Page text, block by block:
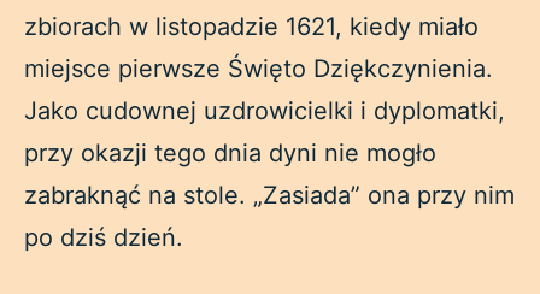
zbiorach w listopadzie 1621, kiedy miało
miejsce pierwsze Święto Dziękczynienia.
Jako cudownej uzdrowicielki i dyplomatki,
przy okazji tego dnia dyni nie mogło
zabraknąć na stole. „Zasiada” ona przy nim
po dziś dzień.